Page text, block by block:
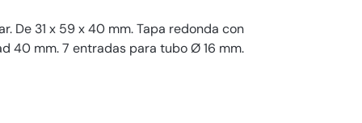
De 31 x 59 x 40 mm. Tapa redonda con
40 mm. 7 entradas para tubo Ø 16 mm.